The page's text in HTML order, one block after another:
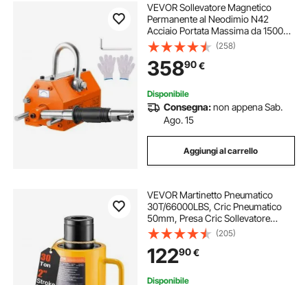
VEVOR Sollevatore Magnetico
Permanente al Neodimio N42
Acciaio Portata Massima da 1500kg
Dimensioni Base 300x133x139
mm, Sollevatore a Magneti
Permanenti Fattore di Sicurezza 2,5
Forza Trazione 3750kg
(258)
35890€
Disponibile
Consegna:non appena Sab.
Ago. 15
Aggiungi al carrello
VEVOR Martinetto Pneumatico
30T/66000LBS, Cric Pneumatico
50mm, Presa Cric Sollevatore
Pneumatica in Metallo Resistente
con Verniciatura a Spruzzo, Cric
Pneumatico per Auto con Testa di
Connessione
(205)
12290€
Disponibile